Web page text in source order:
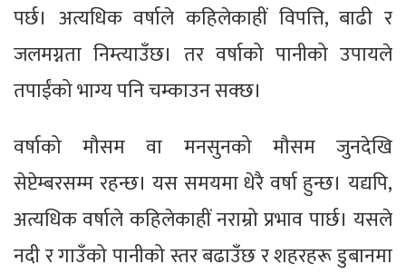
पर्छ। अत्यधिक वर्षाले कहिलेकाहीं विपत्ति, बाढी र
जलमग्नता निम्त्याउँछ। तर वर्षाको पानीको उपायले
तपाईंको भाग्य पनि चम्काउन सक्छ।
वर्षाको मौसम वा मनसुनको मौसम जुनदेखि
सेप्टेम्बरसम्म रहन्छ। यस समयमा धेरै वर्षा हुन्छ। यद्यपि,
अत्यधिक वर्षाले कहिलेकाहीं नराम्रो प्रभाव पार्छ। यसले
नदी र गाउँको पानीको स्तर बढाउँछ र शहरहरू डुबानमा